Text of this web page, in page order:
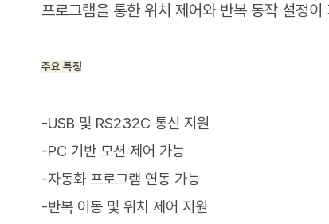
프로그램을 통한 위치 제어와 반복 동작 설정
주요 특징
-USB 및 RS232C 통신 지원
-PC 기반 모션 제어 가능
-자동화 프로그램 연동 가능
-반복 이동 및 위치 제어 지원